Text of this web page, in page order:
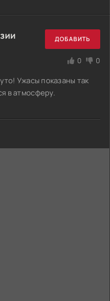
ДОБАВИТЬ
0 0
Ужасы показаны так
в атмосферу.